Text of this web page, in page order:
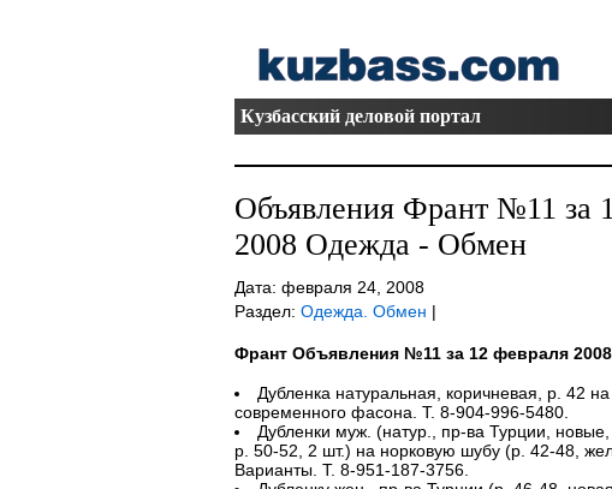
Кузбасский деловой портал
Объявления Франт №11 за
2008 Одежда - Обмен
Дата: февраля 24, 2008
Раздел: Одежда. Обмен |
Франт Объявления №11 за 12 февраля 2008
Дубленка натуральная, коричневая, р. 42
современного фасона. Т. 8-904-996-5480.
Дубленки муж. (натур., пр-ва Турции, новые,
р. 50-52, 2 шт.) на норковую шубу (р. 42-48,
Варианты. Т. 8-951-187-3756.